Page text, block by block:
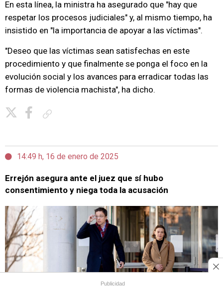
En esta línea, la ministra ha asegurado que "hay que
respetar los procesos judiciales" y, al mismo tiempo, ha
insistido en "la importancia de apoyar a las víctimas".
"Deseo que las víctimas sean satisfechas en este
procedimiento y que finalmente se ponga el foco en la
evolución social y los avances para erradicar todas las
formas de violencia machista", ha dicho.
14:49 h, 16 de enero de 2025
Errejón asegura ante el juez que sí hubo
consentimiento y niega toda la acusación
Publicidad